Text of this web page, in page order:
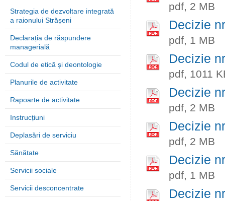
Strategia de dezvoltare integrată
a raionului Strășeni
Declarația de răspundere
managerială
Codul de etică și deontologie
Planurile de activitate
Rapoarte de activitate
Instrucțiuni
Deplasări de serviciu
Sănătate
Servicii sociale
Servicii desconcentrate
pdf, 2 MB
Decizie
pdf, 1 MB
Decizie
pdf, 1011
Decizie
pdf, 2 MB
Decizie
pdf, 2 MB
Decizie
pdf, 1 MB
Decizie